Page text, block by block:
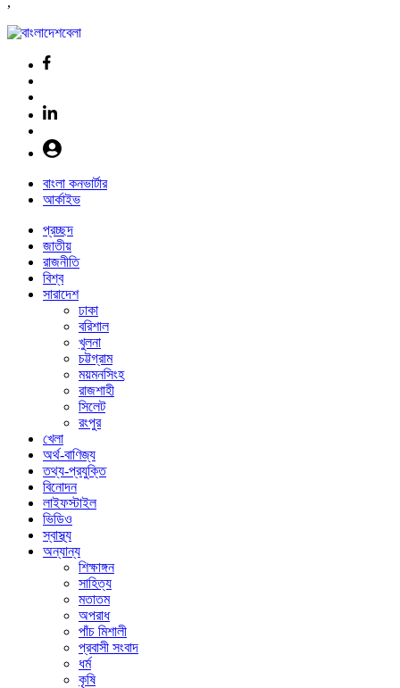
বাংলা কনভার্টার
আর্কাইভ
প্রচ্ছদ
জাতীয়
রাজনীতি
বিশ্ব
সারাদেশ
ঢাকা
বরিশাল
খুলনা
চট্টগ্রাম
ময়মনসিংহ
রাজশাহী
সিলেট
রংপুর
খেলা
অর্থ-বাণিজ্য
তথ্য-প্রযুক্তি
বিনোদন
লাইফস্টাইল
ভিডিও
স্বাস্থ্য
অন্যান্য
শিক্ষাঙ্গন
সাহিত্য
মতাতম
অপরাধ
পাঁচ মিশালী
প্রবাসী সংবাদ
ধর্ম
কৃষি